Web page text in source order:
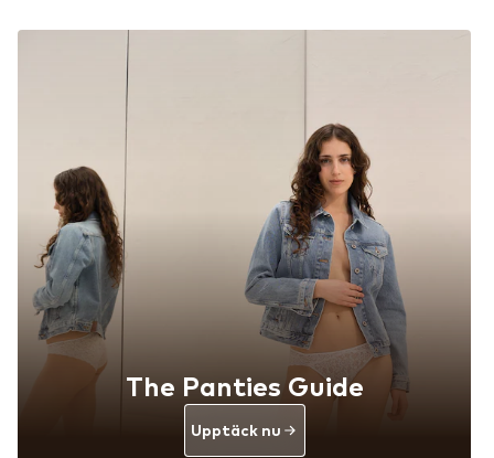
The Panties Guide
Upptäck nu